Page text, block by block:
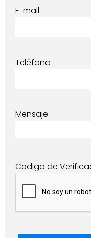
E-mail
Teléfono
Mensaje
Codigo de